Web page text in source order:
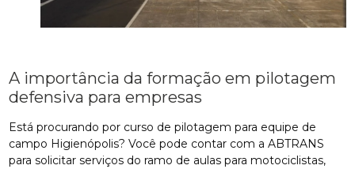
A importância da formação em pilotagem
defensiva para empresas
Está procurando por curso de pilotagem para equipe de
campo Higienópolis? Você pode contar com a ABTRANS
para solicitar serviços do ramo de aulas para motociclistas,